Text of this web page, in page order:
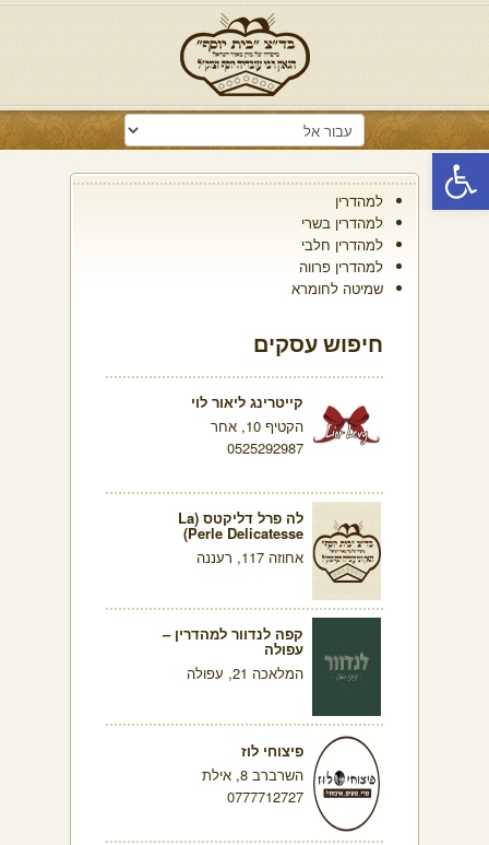
פתח סרגל נגישות
למהדרין
למהדרין בשרי
למהדרין חלבי
למהדרין פרווה
שמיטה לחומרא
חיפוש עסקים
קייטרינג ליאור לוי
הקטיף 10, אחר
0525292987
לה פרל דליקטס (La
Perle Delicatesse)
אחוזה 117, רעננה
קפה לנדוור למהדרין –
עפולה
המלאכה 21, עפולה
פיצוחי לוז
השרברב 8, אילת
0777712727